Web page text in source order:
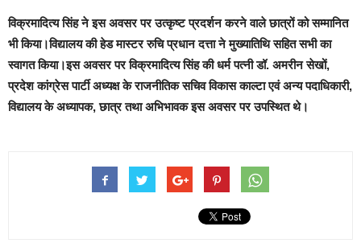
विक्रमादित्य सिंह ने इस अवसर पर उत्कृष्ट प्रदर्शन करने वाले छात्रों को सम्मानित
भी किया।विद्यालय की हेड मास्टर रुचि प्रधान दत्ता ने मुख्यातिथि सहित सभी का
स्वागत किया।इस अवसर पर विक्रमादित्य सिंह की धर्म पत्नी डॉ. अमरीन सेखों,
प्रदेश कांग्रेस पार्टी अध्यक्ष के राजनीतिक सचिव विकास काल्टा एवं अन्य पदाधिकारी,
विद्यालय के अध्यापक, छात्र तथा अभिभावक इस अवसर पर उपस्थित थे।